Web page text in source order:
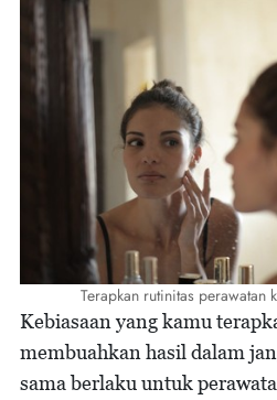
Terapkan rutinitas perawatan
Kebiasaan yang kamu
membuahkan hasil dalam
sama berlaku untuk